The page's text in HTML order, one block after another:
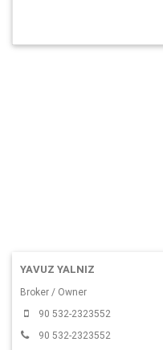
YAVUZ YALNIZ
Broker / Owner
90 532-2323552
90 532-2323552